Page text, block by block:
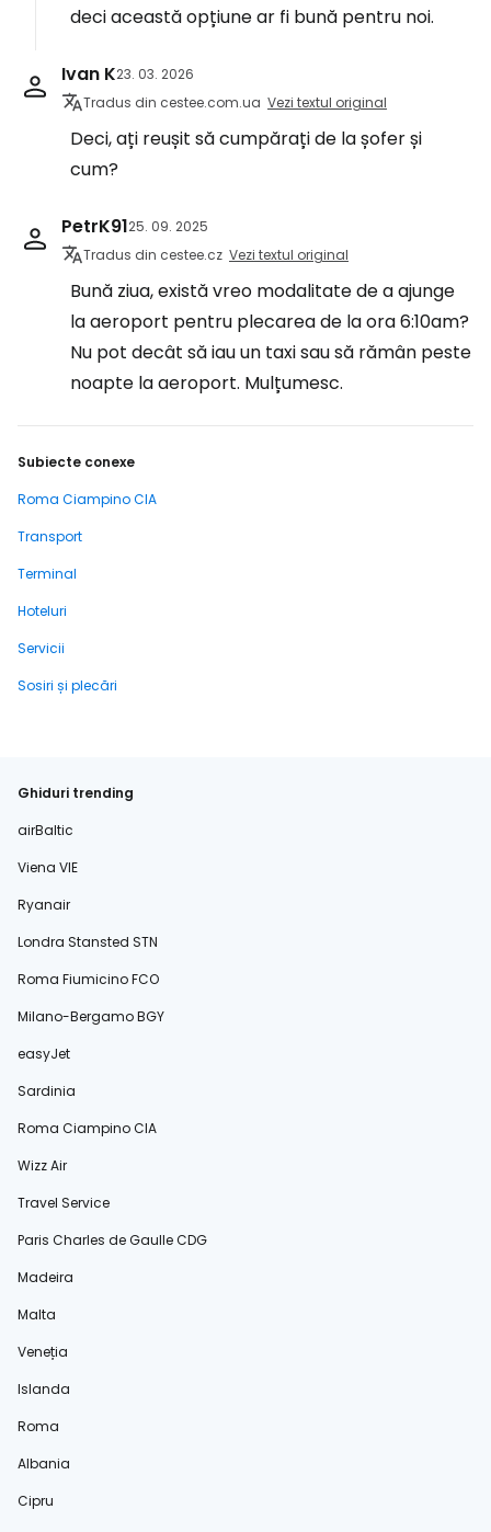
deci această opțiune ar fi bună pentru noi.
Ivan K23. 03. 2026
Tradus din cestee.com.ua Vezi textul original
Deci, ați reușit să cumpărați de la șofer și
cum?
PetrK9125. 09. 2025
Tradus din cestee.cz Vezi textul original
Bună ziua, există vreo modalitate de a ajunge
la aeroport pentru plecarea de la ora 6:10am?
Nu pot decât să iau un taxi sau să rămân peste
noapte la aeroport. Mulțumesc.
Subiecte conexe
Roma Ciampino CIA
Transport
Terminal
Hoteluri
Servicii
Sosiri și plecări
Ghiduri trending
airBaltic
Viena VIE
Ryanair
Londra Stansted STN
Roma Fiumicino FCO
Milano-Bergamo BGY
easyJet
Sardinia
Roma Ciampino CIA
Wizz Air
Travel Service
Paris Charles de Gaulle CDG
Madeira
Malta
Veneția
Islanda
Roma
Albania
Cipru